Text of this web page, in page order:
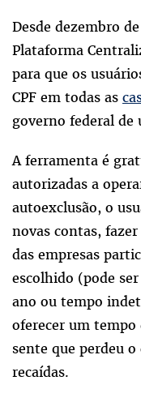
Desde dezembro
Plataforma
para que os
CPF em todas as
governo federal de
A ferramenta é
autorizadas a
autoexclusão, o
novas contas, fazer
das empresas
escolhido (pode
ano ou tempo
oferecer um tempo
sente que perdeu
recaídas.